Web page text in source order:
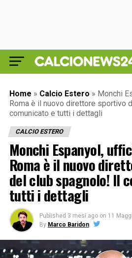
Home » Calcio Estero » Monchi
Roma è il nuovo direttore sportivo
comunicato e tutti i dettagli
CALCIO ESTERO
Monchi Espanyol,
Roma è il nuovo
del club spagnolo! Il
tutti i dettagli
Published 3 mesi ago on 11
By Marco Baridon